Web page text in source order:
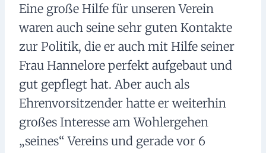
Eine große Hilfe für unseren Verein
waren auch seine sehr guten Kontakte
zur Politik, die er auch mit Hilfe seiner
Frau Hannelore perfekt aufgebaut und
gut gepflegt hat. Aber auch als
Ehrenvorsitzender hatte er weiterhin
großes Interesse am Wohlergehen
„seines“ Vereins und gerade vor 6